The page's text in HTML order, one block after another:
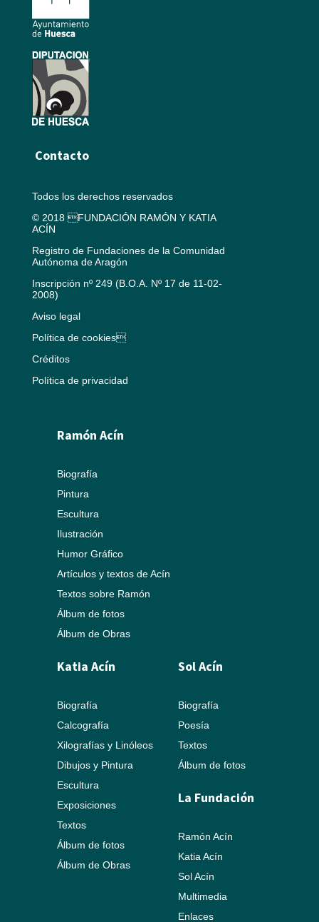
Contacto
Todos los derechos reservados
© 2018 FUNDACIÓN RAMÓN Y KATIA
ACÍN
Registro de Fundaciones de la Comunidad
Autónoma de Aragón
Inscripción nº 249 (B.O.A. Nº 17 de 11-02-
2008)
Aviso legal
Política de cookies
Créditos
Política de privacidad
Ramón Acín
Biografía
Pintura
Escultura
Ilustración
Humor Gráfico
Artículos y textos de Acín
Textos sobre Ramón
Álbum de fotos
Álbum de Obras
Katia Acín
Biografía
Calcografía
Xilografías y Linóleos
Dibujos y Pintura
Escultura
Exposiciones
Textos
Álbum de fotos
Álbum de Obras
Sol Acín
Biografía
Poesía
Textos
Álbum de fotos
La Fundación
Ramón Acín
Katia Acín
Sol Acín
Multimedia
Enlaces